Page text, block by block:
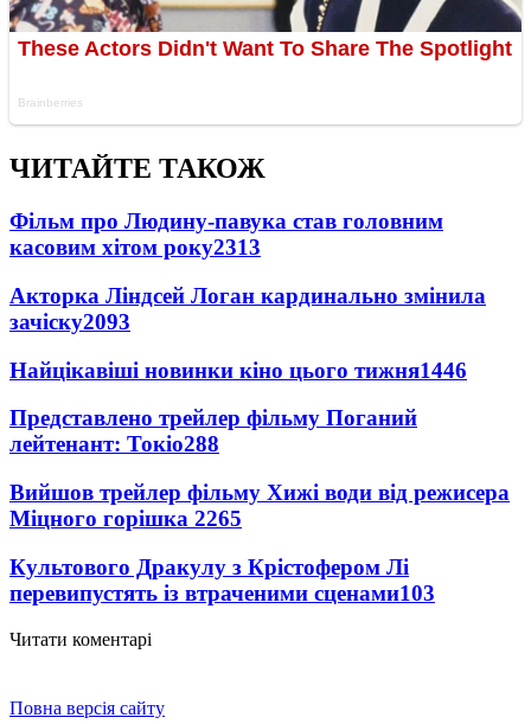
ЧИТАЙТЕ ТАКОЖ
Фільм про Людину-павука став головним
касовим хітом року2313
Акторка Ліндсей Логан кардинально змінила
зачіску2093
Найцікавіші новинки кіно цього тижня1446
Представлено трейлер фільму Поганий
лейтенант: Токіо288
Вийшов трейлер фільму Хижі води від режисера
Міцного горішка 2265
Культового Дракулу з Крістофером Лі
перевипустять із втраченими сценами103
Читати коментарі
Повна версія сайту